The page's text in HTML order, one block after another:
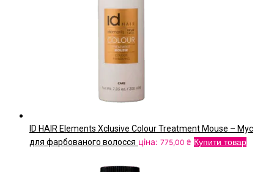
вибрати
на
сторінці
товару
ID HAIR Elements Xclusive Colour Treatment Mouse – Мус
для фарбованого волосся ціна: 775,00 ₴ Купити товар